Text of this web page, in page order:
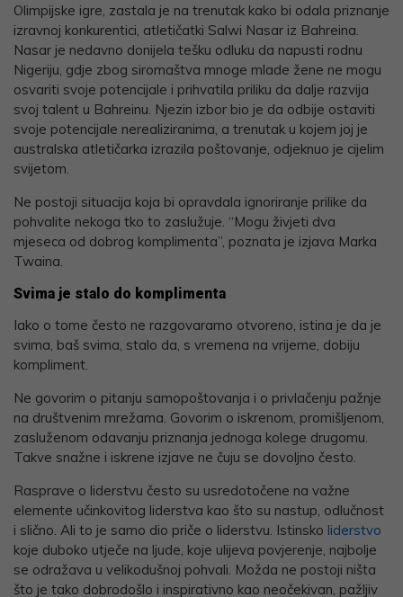
Olimpijske igre, zastala je na trenutak kako bi odala priznanje
izravnoj konkurentici, atletičatki Salwi Nasar iz Bahreina.
Nasar je nedavno donijela tešku odluku da napusti rodnu
Nigeriju, gdje zbog siromaštva mnoge mlade žene ne mogu
osvariti svoje potencijale i prihvatila priliku da dalje razvija
svoj talent u Bahreinu. Njezin izbor bio je da odbije ostaviti
svoje potencijale nerealiziranima, a trenutak u kojem joj je
australska atletičarka izrazila poštovanje, odjeknuo je cijelim
svijetom.
Ne postoji situacija koja bi opravdala ignoriranje prilike da
pohvalite nekoga tko to zaslužuje. “Mogu živjeti dva
mjeseca od dobrog komplimenta”, poznata je izjava Marka
Twaina.
Svima je stalo do komplimenta
Iako o tome često ne razgovaramo otvoreno, istina je da je
svima, baš svima, stalo da, s vremena na vrijeme, dobiju
kompliment.
Ne govorim o pitanju samopoštovanja i o privlačenju pažnje
na društvenim mrežama. Govorim o iskrenom, promišljenom,
zasluženom odavanju priznanja jednoga kolege drugomu.
Takve snažne i iskrene izjave ne čuju se dovoljno često.
Rasprave o liderstvu često su usredotočene na važne
elemente učinkovitog liderstva kao što su nastup, odlučnost
i slično. Ali to je samo dio priče o liderstvu. Istinsko liderstvo
koje duboko utječe na ljude, koje ulijeva povjerenje, najbolje
se odražava u velikodušnoj pohvali. Možda ne postoji ništa
što je tako dobrodošlo i inspirativno kao neočekivan, pažljiv